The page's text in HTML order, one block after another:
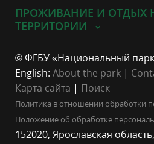
ПРОЖИВАНИЕ И ОТДЫХ
ТЕРРИТОРИИ
© ФГБУ «Национальный
English: About the park |
Карта сайта | Поиск
Политика в отношении обработки
Положение об обработке
152020, Ярославская область,